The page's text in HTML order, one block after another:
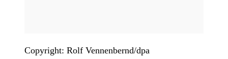
Copyright: Rolf Vennenbernd/dpa